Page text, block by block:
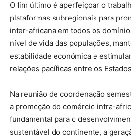
O fim último é aperfeiçoar o
plataformas subregionais para
inter-africana em todos os
nível de vida das populações,
estabilidade económica e
relações pacíficas entre os
Na reunião de coordenação
a promoção do comércio intra-
fundamental para o
sustentável do continente, a